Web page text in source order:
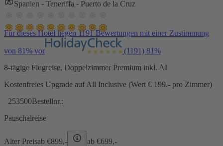
Spanien - Teneriffa - Puerto de la Cruz
Für dieses Hotel liegen 1191 Bewertungen mit einer Zustimmung
von 81% vor (1191) 81%
8-tägige Flugreise, Doppelzimmer Premium inkl. AI
Kostenfreies Upgrade auf All Inclusive (Wert € 199.- pro Zimmer)
253500Bestellnr.:
Pauschalreise
Alter Preisab €899,- ab €699,-